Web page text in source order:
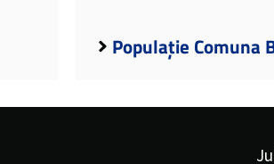
Populație Comuna